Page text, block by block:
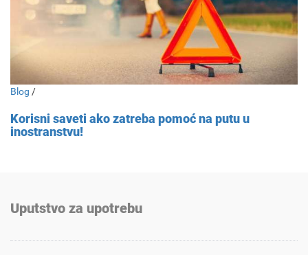
Blog /
Korisni saveti ako zatreba pomoć na putu u
inostranstvu!
Uputstvo za upotrebu